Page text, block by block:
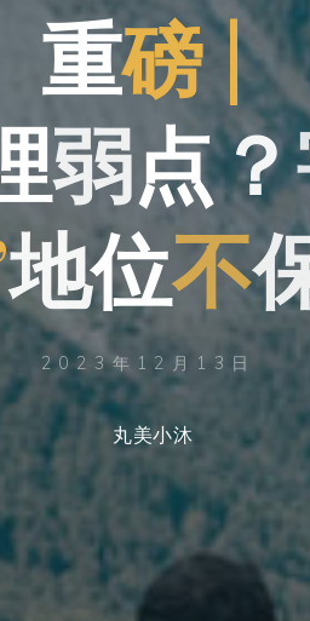
重磅|
弱点？
地位不
2023年12月13日
丸美小沐